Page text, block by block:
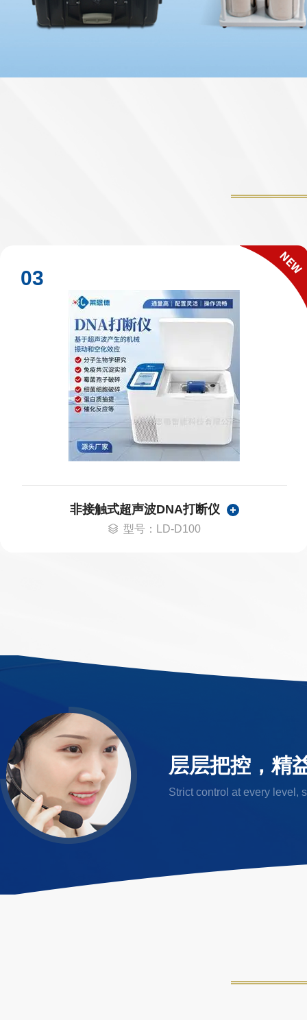
非接触式超声波DNA打断仪
型号：LD-D100
层层把控，精
Strict control at every level,